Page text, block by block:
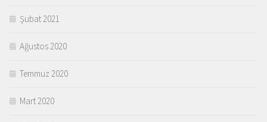
Şubat 2021
Ağustos 2020
Temmuz 2020
Mart 2020